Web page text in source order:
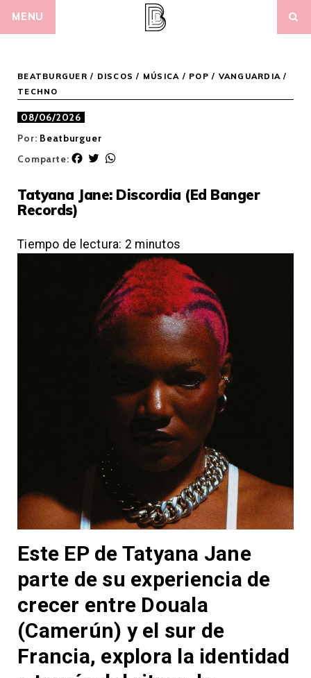
MENU
BEATBURGUER / DISCOS / MÚSICA / POP / VANGUARDIA /
TECHNO
08/06/2026
Por: Beatburguer
Comparte:
F
e
o
k
T
t
r
t
p
p
Tatyana Jane: Discordia (Ed Banger
Records)
Tiempo de lectura: 2 minutos
Este EP de Tatyana Jane
parte de su experiencia de
crecer entre Douala
(Camerún) y el sur de
Francia, explora la identidad